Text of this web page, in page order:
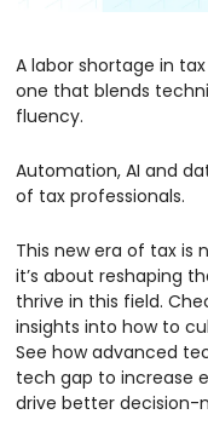
A labor shortage in
one that blends
fluency.
Automation, AI and
of tax professionals.
This new era of tax is
it’s about reshaping
thrive in this field.
insights into how to
See how advanced
tech gap to increase
drive better decision-